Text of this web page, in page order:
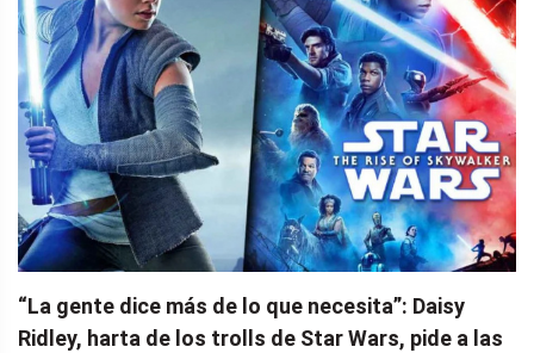
“La gente dice más de lo que necesita”: Daisy
Ridley, harta de los trolls de Star Wars, pide a las